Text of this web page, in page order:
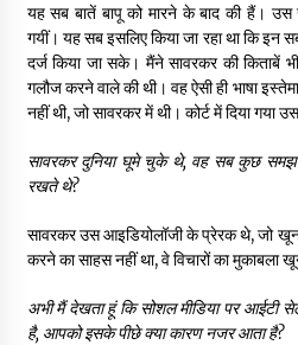
यह सब बातें बापू को मारने के बाद की हैं।
गयीं। यह सब इसलिए किया जा रहा था कि इन
दर्ज किया जा सके। मैंने सावरकर की किताबें
गलौज करने वाले की थी। वह ऐसी ही भाषा
नहीं थी, जो सावरकर में थी। कोर्ट में दिया गया
सावरकर दुनिया घूमे चुके थे, वह सब कुछ समझते
रखते थे?
सावरकर उस आइडियोलॉजी के प्रेरक थे, जो खून
करने का साहस नहीं था, वे विचारों का
अभी मैं देखता हूं कि सोशल मीडिया पर आईटी
है, आपको इसके पीछे क्या कारण नजर आता है?